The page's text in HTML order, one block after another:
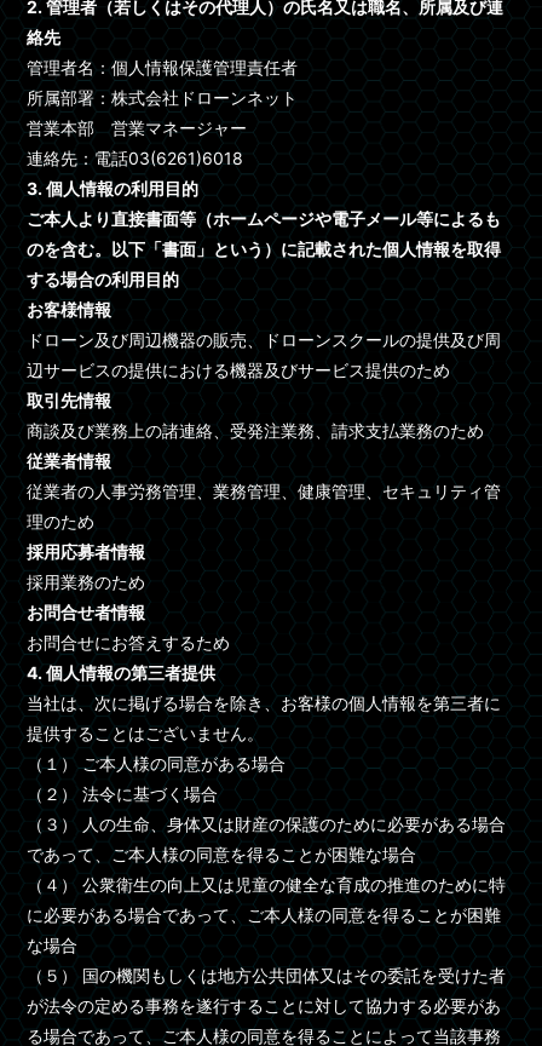
2. 管理者（若しくはその代理人）の氏名又は職名、所属及び連
絡先
管理者名：個人情報保護管理責任者
所属部署：株式会社ドローンネット
営業本部 営業マネージャー
連絡先：電話03(6261)6018
3. 個人情報の利用目的
ご本人より直接書面等（ホームページや電子メール等によるも
のを含む。以下「書面」という）に記載された個人情報を取得
する場合の利用目的
お客様情報
ドローン及び周辺機器の販売、ドローンスクールの提供及び周
辺サービスの提供における機器及びサービス提供のため
取引先情報
商談及び業務上の諸連絡、受発注業務、請求支払業務のため
従業者情報
従業者の人事労務管理、業務管理、健康管理、セキュリティ管
理のため
採用応募者情報
採用業務のため
お問合せ者情報
お問合せにお答えするため
4. 個人情報の第三者提供
当社は、次に掲げる場合を除き、お客様の個人情報を第三者に
提供することはございません。
（１） ご本人様の同意がある場合
（２） 法令に基づく場合
（３） 人の生命、身体又は財産の保護のために必要がある場合
であって、ご本人様の同意を得ることが困難な場合
（４） 公衆衛生の向上又は児童の健全な育成の推進のために特
に必要がある場合であって、ご本人様の同意を得ることが困難
な場合
（５） 国の機関もしくは地方公共団体又はその委託を受けた者
が法令の定める事務を遂行することに対して協力する必要があ
る場合であって、ご本人様の同意を得ることによって当該事務